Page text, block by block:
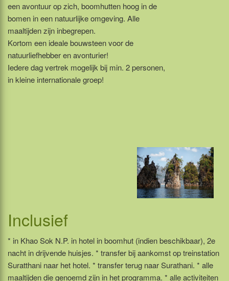
een avontuur op zich, boomhutten hoog in de
bomen in een natuurlijke omgeving. Alle
maaltijden zijn inbegrepen.
Kortom een ideale bouwsteen voor de
natuurliefhebber en avonturier!
Iedere dag vertrek mogelijk bij min. 2 personen,
in kleine internationale groep!
Inclusief
* in Khao Sok N.P. in hotel in boomhut (indien beschikbaar), 2e
nacht in drijvende huisjes. * transfer bij aankomst op treinstation
Suratthani naar het hotel. * transfer terug naar Surathani. * alle
maaltijden die genoemd zijn in het programma. * alle activiteiten